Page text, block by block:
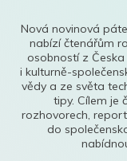
Nová novinová
nabízí čtenářům
osobností z
i kulturně-
vědy a ze světa
tipy. Cílem je
rozhovorech,
do